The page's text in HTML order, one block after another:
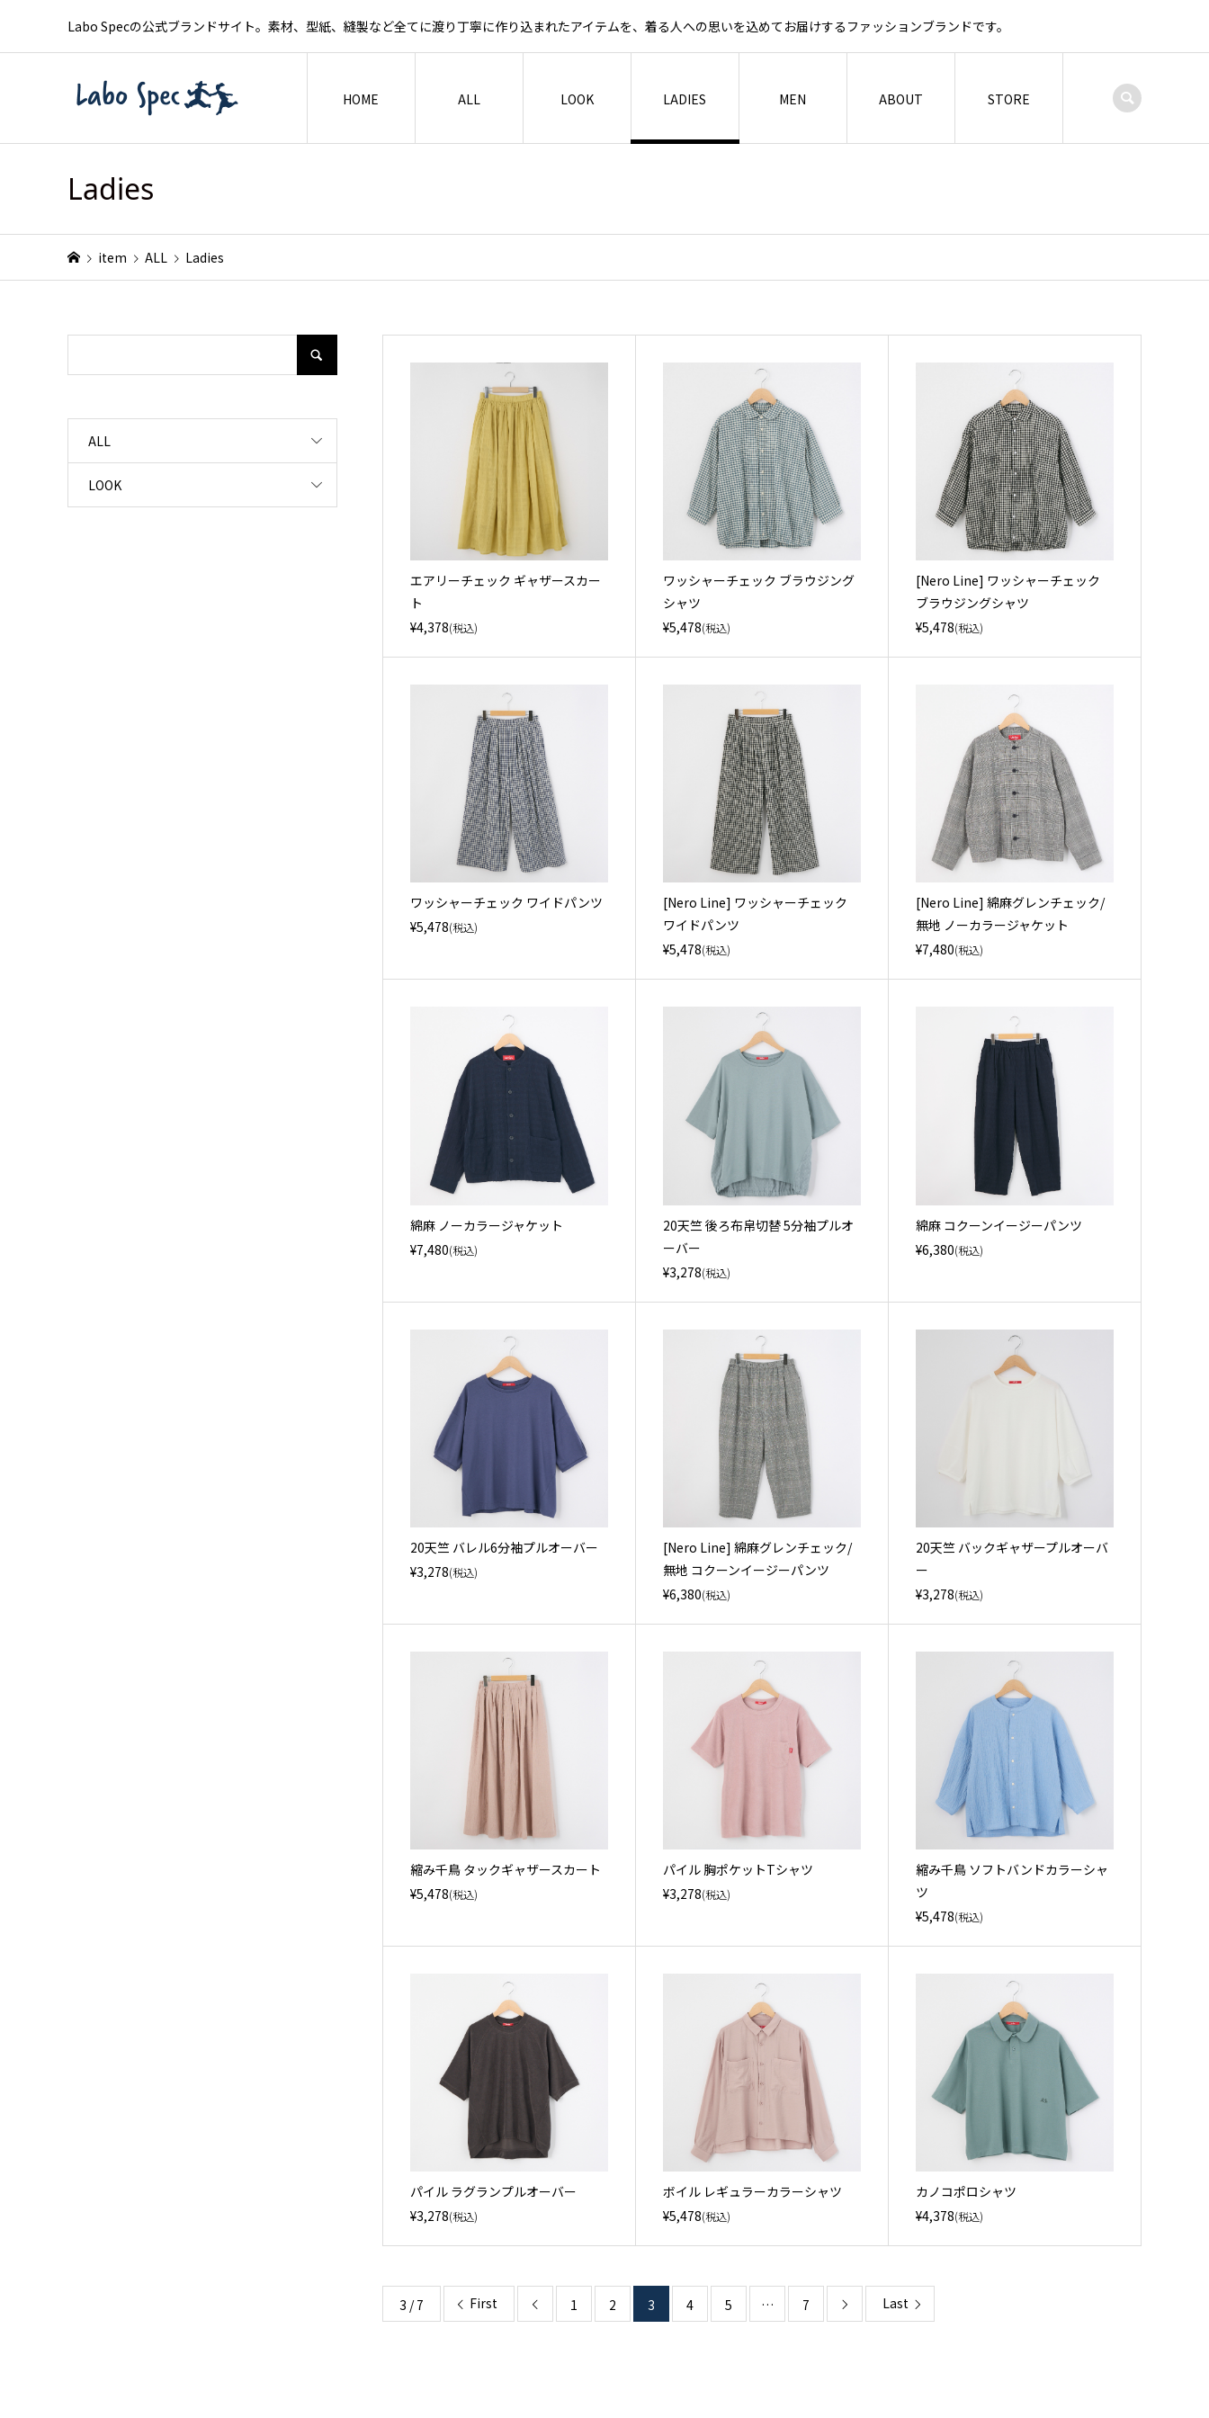
Labo Specの公式ブランドサイト。素材、型紙、縫製など全てに渡り丁寧に作り込まれたアイテムを、着る人への思いを込めてお届けするファッションブランドです。
HOME ALL LOOK LADIES MEN ABOUT STORE
Ladies
item ALL Ladies
エアリーチェック ギャザースカー
ト
¥4,378(税込)
ワッシャーチェック ブラウジング
シャツ
¥5,478(税込)
[Nero Line] ワッシャーチェック
ブラウジングシャツ
¥5,478(税込)
ワッシャーチェック ワイドパンツ
¥5,478(税込)
[Nero Line] ワッシャーチェック
ワイドパンツ
¥5,478(税込)
[Nero Line] 綿麻グレンチェック/
無地 ノーカラージャケット
¥7,480(税込)
綿麻 ノーカラージャケット
¥7,480(税込)
20天竺 後ろ布帛切替 5分袖プルオ
ーバー
¥3,278(税込)
綿麻 コクーンイージーパンツ
¥6,380(税込)
20天竺 バレル6分袖プルオーバー
¥3,278(税込)
[Nero Line] 綿麻グレンチェック/
無地 コクーンイージーパンツ
¥6,380(税込)
20天竺 バックギャザープルオーバ
ー
¥3,278(税込)
縮み千鳥 タックギャザースカート
¥5,478(税込)
パイル 胸ポケットTシャツ
¥3,278(税込)
縮み千鳥 ソフトバンドカラーシャ
ツ
¥5,478(税込)
パイル ラグランプルオーバー
¥3,278(税込)
ボイル レギュラーカラーシャツ
¥5,478(税込)
カノコポロシャツ
¥4,378(税込)
3 / 7 First  1 2 3 4 5 … 7  Last
ALL
LOOK